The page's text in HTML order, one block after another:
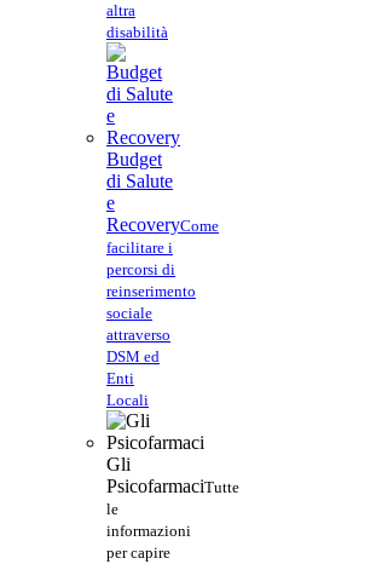
altra
disabilità
Budget
di Salute
e
RecoveryCome
facilitare i
percorsi di
reinserimento
sociale
attraverso
DSM ed
Enti
Locali
Gli
PsicofarmaciTutte
le
informazioni
per capire